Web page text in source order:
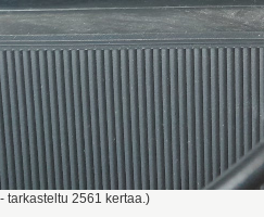
tarkasteltu 2561 kertaa.)